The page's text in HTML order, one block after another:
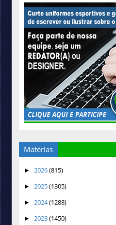
Matérias
► 2026(815)
► 2025(1305)
► 2024(1288)
► 2023(1450)